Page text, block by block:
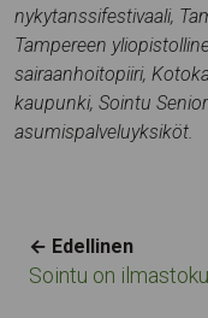
nykytanssifestivaali,
Tampereen
sairaanhoitopiiri,
kaupunki, Sointu
asumispalveluyksiköt.
Navigation
← Edellinen
Sointu on